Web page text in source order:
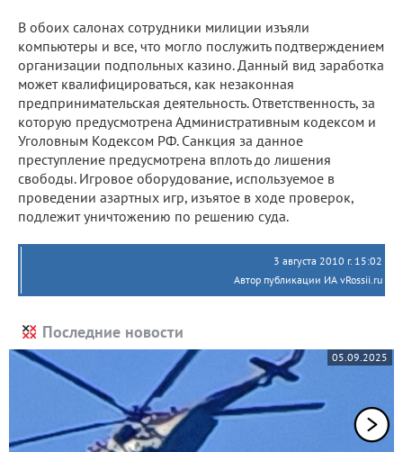
В обоих салонах сотрудники милиции изъяли
компьютеры и все, что могло послужить подтверждением
организации подпольных казино. Данный вид заработка
может квалифицироваться, как незаконная
предпринимательская деятельность. Ответственность, за
которую предусмотрена Административным кодексом и
Уголовным Кодексом РФ. Санкция за данное
преступление предусмотрена вплоть до лишения
свободы. Игровое оборудование, используемое в
проведении азартных игр, изъятое в ходе проверок,
подлежит уничтожению по решению суда.
3 августа 2010 г. 15:02
Автор публикации ИА vRossii.ru
Последние новости
05.09.2025